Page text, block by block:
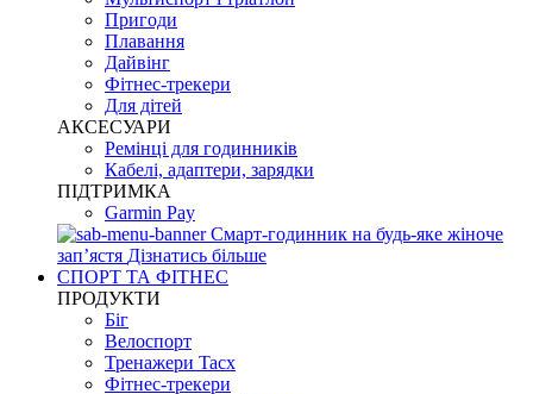
Пригоди
Плавання
Дайвінг
Фітнес-трекери
Для дітей
АКСЕСУАРИ
Ремінці для годинників
Кабелі, адаптери, зарядки
ПІДТРИМКА
Garmin Pay
Смарт-годинник на будь-яке жіноче
запʼястя Дізнатись більше
СПОРТ ТА ФІТНЕС
ПРОДУКТИ
Біг
Велоспорт
Тренажери Tacx
Фітнес-трекери